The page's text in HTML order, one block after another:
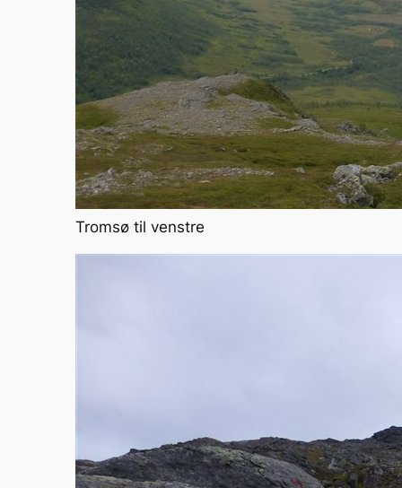
Tromsø til venstre